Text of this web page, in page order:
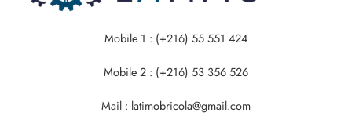
Mobile 1 : (+216) 55 551 424
Mobile 2 : (+216) 53 356 526
Mail : latimobricola@gmail.com